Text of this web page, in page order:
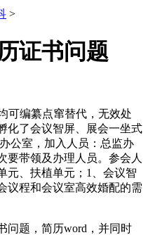
>
证书问题
编纂点窜替代，无效处
化了会议智屏、展会一坐式
公室，加入人员：总监办
要带领及办理人员。参会人
元、扶植单元；1、会议智
议程和会议室高效婚配的需
题，简历word，并同时